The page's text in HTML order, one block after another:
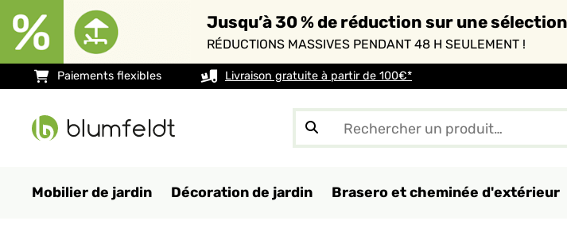
Jusqu’à 30 % de réduction sur une
RÉDUCTIONS MASSIVES PENDANT 48 H SEULEMENT !
Paiements flexibles Livraison gratuite à partir de 100€*
Mobilier de jardin Décoration de jardin Brasero et cheminée d'extérieur